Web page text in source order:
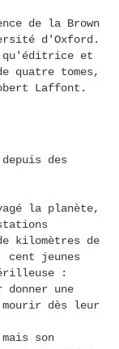
de la Brown
d'Oxford.
qu'éditrice et
quatre tomes,
Laffont.
des
la planète,
kilomètres de
cent jeunes
:
une
dès leur
son